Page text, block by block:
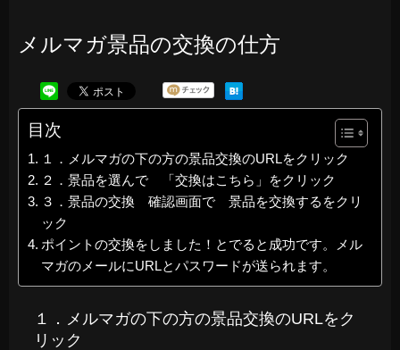
メルマガ景品の交換の仕方
目次
１．メルマガの下の方の景品交換のURLをクリック
２．景品を選んで 「交換はこちら」をクリック
３．景品の交換 確認画面で 景品を交換するをクリ
ック
ポイントの交換をしました！とでると成功です。メル
マガのメールにURLとパスワードが送られます。
１．メルマガの下の方の景品交換のURLをク
リック